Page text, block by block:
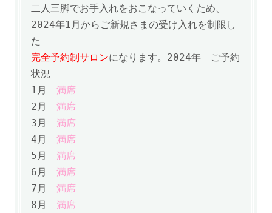
二人三脚でお手入れをおこなっていくため、
2024年1月からご新規さまの受け入れを制限し
た
完全予約制サロンになります。 2024年
ご予約
状況
1月 満席
2月 満席
3月 満席
4月 満席
5月 満席
6月 満席
7月 満席
8月 満席